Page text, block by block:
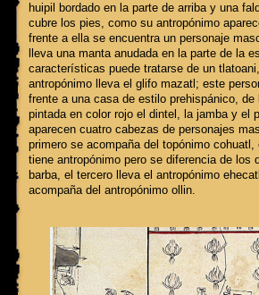
huipil bordado en la parte de arriba y una
cubre los pies, como su antropónimo
frente a ella se encuentra un personaje
lleva una manta anudada en la parte de la
características puede tratarse de un
antropónimo lleva el glifo mazatl; este
frente a una casa de estilo prehispánico, de
pintada en color rojo el dintel, la jamba y el
aparecen cuatro cabezas de personajes
primero se acompaña del topónimo cohuatl,
tiene antropónimo pero se diferencia de los
barba, el tercero lleva el antropónimo
acompaña del antropónimo ollin.